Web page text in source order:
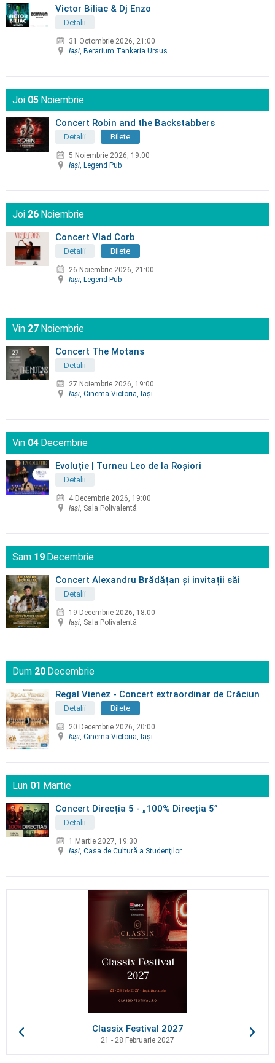
Victor Biliac & Dj Enzo
Detalii
31 Octombrie 2026, 21:00
Iaşi , Berarium Tankeria Ursus
Joi 05 Noiembrie
Concert Robin and the Backstabbers
Detalii Bilete
5 Noiembrie 2026, 19:00
Iaşi , Legend Pub
Joi 26 Noiembrie
Concert Vlad Corb
Detalii Bilete
26 Noiembrie 2026, 21:00
Iaşi , Legend Pub
Vin 27 Noiembrie
Concert The Motans
Detalii
27 Noiembrie 2026, 19:00
Iaşi , Cinema Victoria, Iaşi
Vin 04 Decembrie
Evoluție | Turneu Leo de la Roșiori
Detalii
4 Decembrie 2026, 19:00
Iaşi , Sala Polivalentă
Sam 19 Decembrie
Concert Alexandru Brădățan și invitații săi
Detalii
19 Decembrie 2026, 18:00
Iaşi , Sala Polivalentă
Dum 20 Decembrie
Regal Vienez - Concert extraordinar de Crăciun
Detalii Bilete
20 Decembrie 2026, 20:00
Iaşi , Cinema Victoria, Iaşi
Lun 01 Martie
Concert Direcția 5 - „100% Direcția 5”
Detalii
1 Martie 2027, 19:30
Iaşi , Casa de Cultură a Studenţilor
Classix Festival 2027
21 - 28 Februarie 2027